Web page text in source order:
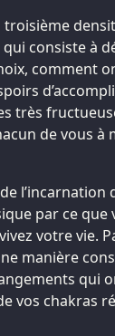
troisième
consiste à
comment
très
de vous à
par ce que
votre vie.
manière
qui
vos chakras